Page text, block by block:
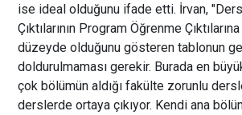
ise ideal olduğunu ifade etti. İrvan,
Çıktılarının Program Öğrenme
düzeyde olduğunu gösteren tablonun
doldurulmaması gerekir. Burada en
çok bölümün aldığı fakülte zorunlu
derslerde ortaya çıkıyor. Kendi ana